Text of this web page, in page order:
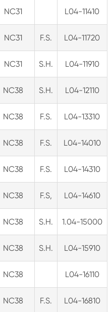
NC31 L04-11410
NC31 F.S. L04-11720
NC31 S.H. L04-11910
NC38 S.H. L04-12110
NC38 F.S. L04-13310
NC38 F.S. L04-14010
NC38 F.S. L04-14310
NC38 F.S, L04-14610
NC38 S.H. 1.04-15000
NC38 S.H. L04-15910
NC38 L04-16110
NC38 F.S. L04-16810